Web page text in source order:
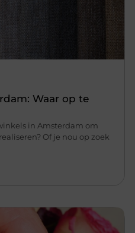
Waar op te
in Amsterdam om
Of je nou op zoek